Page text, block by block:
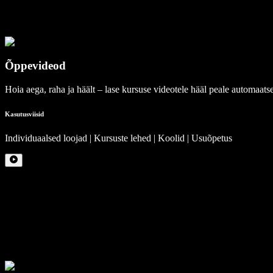
Õppevideod
Hoia aega, raha ja häält – lase kursuse videotele hääl peale
Kasutusviisid
Individuaalsed loojad | Kursuste lehed | Koolid | Usuõpetus